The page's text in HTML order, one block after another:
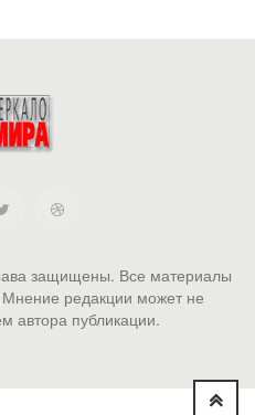
защищены. Все материалы
редакции может не
автора публикации.